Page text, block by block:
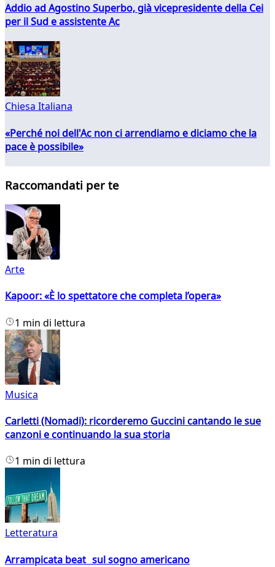
Addio ad Agostino Superbo, già vicepresidente della Cei
per il Sud e assistente Ac
Chiesa Italiana
«Perché noi dell'Ac non ci arrendiamo e diciamo che la
pace è possibile»
Raccomandati per te
Arte
Kapoor: «È lo spettatore che completa l’opera»
1 min di lettura
Musica
Carletti (Nomadi): ricorderemo Guccini cantando le sue
canzoni e continuando la sua storia
1 min di lettura
Letteratura
Arrampicata beat sul sogno americano